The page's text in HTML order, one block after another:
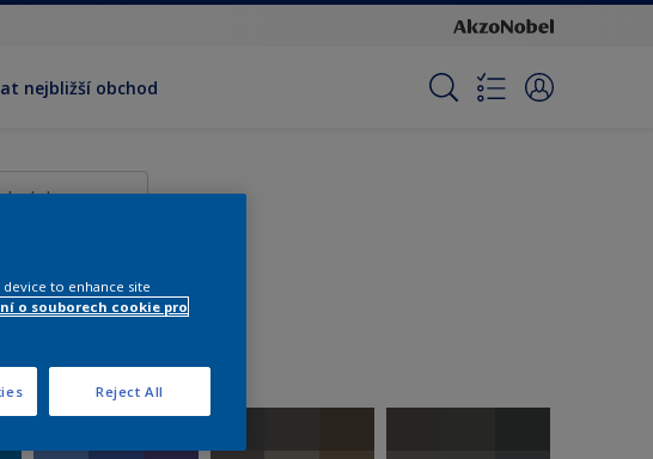
nejbližší obchod
kolekce
to enhance site
o souborech cookie pro
Reject All